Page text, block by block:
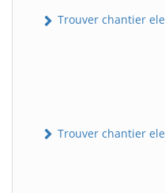
Trouver chantier
Trouver chantier